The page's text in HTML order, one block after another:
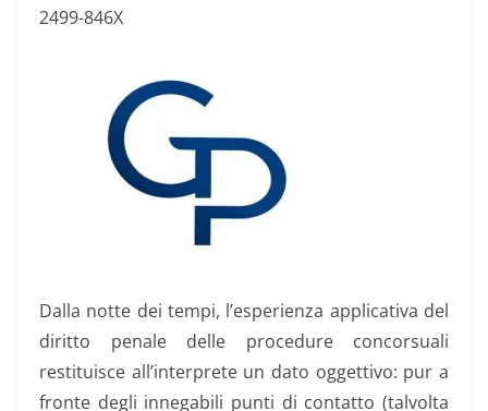
2499-846X
Dalla notte dei tempi, l’esperienza applicativa del
diritto penale delle procedure concorsuali
restituisce all’interprete un dato oggettivo: pur a
fronte degli innegabili punti di contatto (talvolta